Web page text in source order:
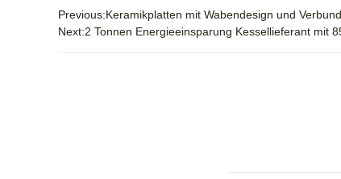
Previous:Keramikplatten mit Wabendesign und
Next:2 Tonnen Energieeinsparung Kessellieferant mit